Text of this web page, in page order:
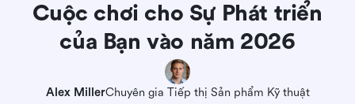
Cuộc chơi cho Sự Phát triển
của Bạn vào năm 2026
Alex MillerChuyên gia Tiếp thị Sản phẩm Kỹ thuật